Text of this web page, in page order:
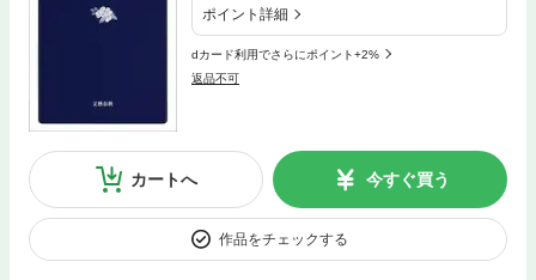
ポイント詳細
dカード利用でさらにポイント+2%
返品不可
カートへ 今すぐ買う
作品をチェックする